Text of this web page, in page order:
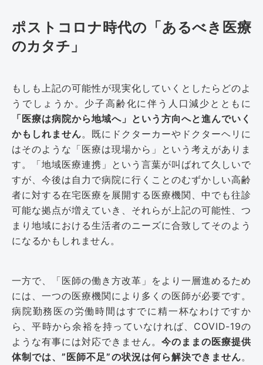
ポストコロナ時代の「あるべき医療
のカタチ」
もしも上記の可能性が現実化していくとしたらどのよ
うでしょうか。少子高齢化に伴う人口減少とともに
「医療は病院から地域へ」という方向へと進んでいく
かもしれません。既にドクターカーやドクターヘリに
はそのような「医療は現場から」という考えがありま
す。「地域医療連携」という言葉が叫ばれて久しいで
すが、今後は自力で病院に行くことのむずかしい高齢
者に対する在宅医療を展開する医療機関、中でも往診
可能な拠点が増えていき、それらが上記の可能性、つ
まり地域における生活者のニーズに合致してそのよう
になるかもしれません。
一方で、「医師の働き方改革」をより一層進めるため
には、一つの医療機関により多くの医師が必要です。
病院勤務医の労働時間はすでに精一杯なわけですか
ら、平時から余裕を持っていなければ、COVID-19の
ような有事には対応できません。今のままの医療提供
体制では、”医師不足”の状況は何ら解決できません。